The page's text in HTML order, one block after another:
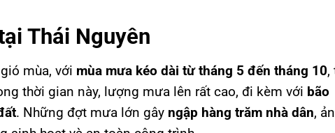
Thái Nguyên
mùa, với mùa mưa kéo dài từ tháng 5 đến tháng 10,
thời gian này, lượng mưa lên rất cao, đi kèm với bão
. Những đợt mưa lớn gây ngập hàng trăm nhà dân,